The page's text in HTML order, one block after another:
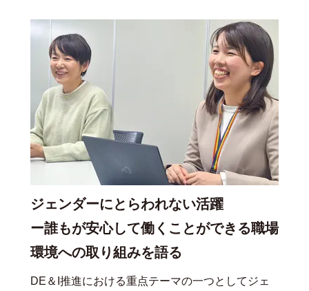
ジェンダーにとらわれない活躍
ー誰もが安心して働くことができる職場
環境への取り組みを語る
DE＆I推進における重点テーマの一つとしてジェ